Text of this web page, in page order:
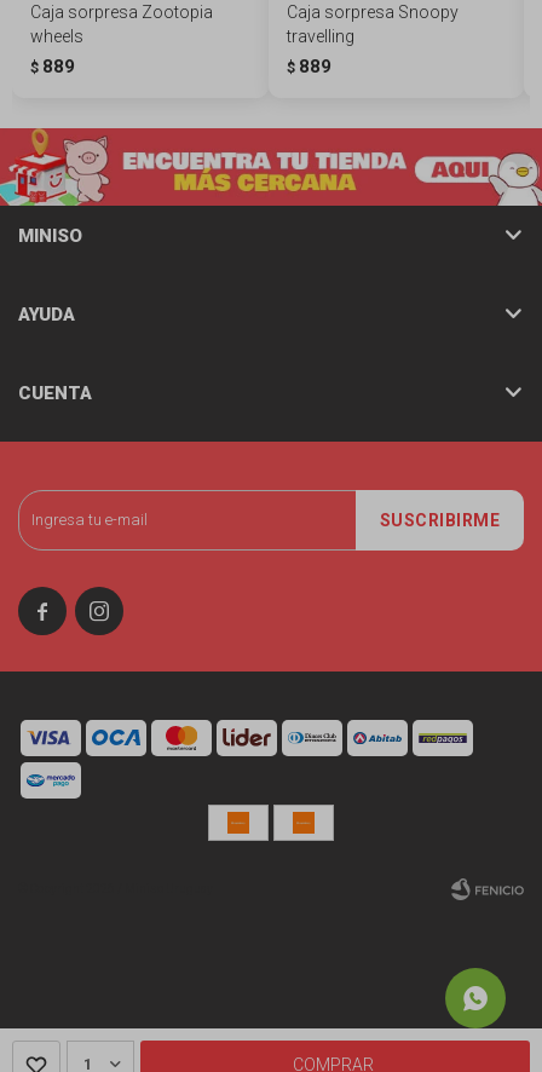
1 COMPRAR
Caja sorpresa Zootopia
wheels
$ 889
Caja sorpresa Snoopy
travelling
$ 889
SUSCRIBIRME
 
MINISO
AYUDA
CUENTA